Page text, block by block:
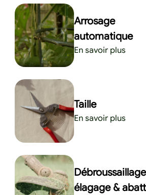
Arrosage
automatique
En savoir plus
Taille
En savoir plus
élagage &